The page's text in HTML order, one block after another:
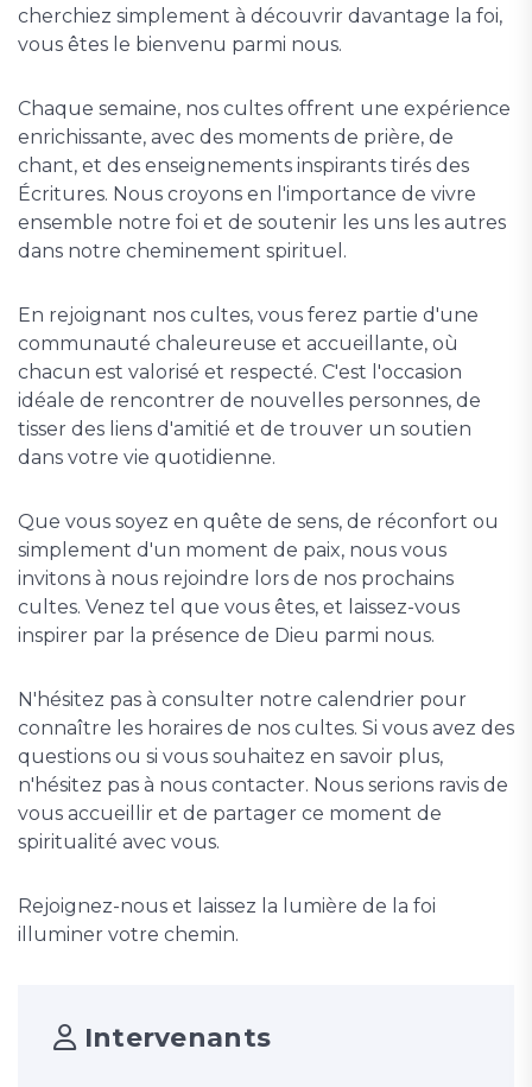
cherchiez simplement à découvrir davantage la foi,
vous êtes le bienvenu parmi nous.
Chaque semaine, nos cultes offrent une expérience
enrichissante, avec des moments de prière, de
chant, et des enseignements inspirants tirés des
Écritures. Nous croyons en l'importance de vivre
ensemble notre foi et de soutenir les uns les autres
dans notre cheminement spirituel.
En rejoignant nos cultes, vous ferez partie d'une
communauté chaleureuse et accueillante, où
chacun est valorisé et respecté. C'est l'occasion
idéale de rencontrer de nouvelles personnes, de
tisser des liens d'amitié et de trouver un soutien
dans votre vie quotidienne.
Que vous soyez en quête de sens, de réconfort ou
simplement d'un moment de paix, nous vous
invitons à nous rejoindre lors de nos prochains
cultes. Venez tel que vous êtes, et laissez-vous
inspirer par la présence de Dieu parmi nous.
N'hésitez pas à consulter notre calendrier pour
connaître les horaires de nos cultes. Si vous avez des
questions ou si vous souhaitez en savoir plus,
n'hésitez pas à nous contacter. Nous serions ravis de
vous accueillir et de partager ce moment de
spiritualité avec vous.
Rejoignez-nous et laissez la lumière de la foi
illuminer votre chemin.
Intervenants